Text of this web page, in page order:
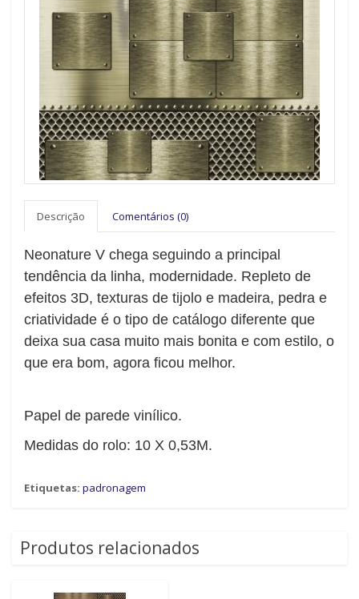
Descrição Comentários (0)
Neonature V chega seguindo a principal
tendência da linha, modernidade. Repleto de
efeitos 3D, texturas de tijolo e madeira, pedra e
criatividade é o tipo de catálogo diferente que
deixa sua casa muito mais bonita e com estilo, o
que era bom, agora ficou melhor.
Papel de parede vinílico.
Medidas do rolo: 10 X 0,53M.
Etiquetas: padronagem
Produtos relacionados